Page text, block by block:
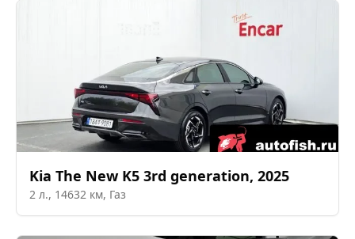
Kia The New K5 3rd generation, 2025
2 л., 14632 км, Газ